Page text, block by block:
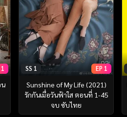
น
SS 1 EP 1
Sunshine of My Life (2021)
รักกันเมื่อวันฟ้าใส ตอนที่ 1-45
จบ ซับไทย